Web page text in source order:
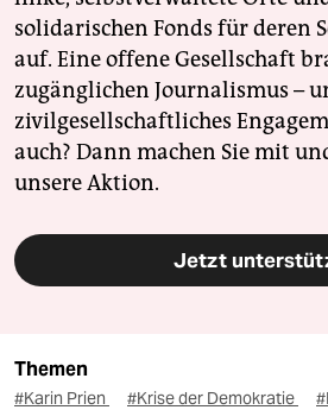
solidarischen Fonds für deren
auf. Eine offene Gesellschaft
zugänglichen Journalismus –
zivilgesellschaftliches
auch? Dann machen Sie mit
unsere Aktion.
Jetzt
Themen
#Karin Prien #Krise der Demokratie